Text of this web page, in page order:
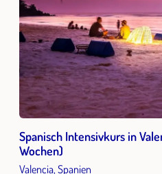
Spanisch Intensivkurs in
Wochen)
Valencia, Spanien